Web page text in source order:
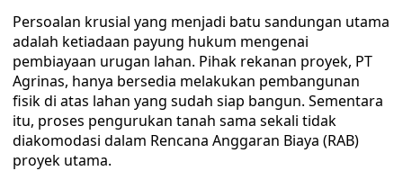
Persoalan krusial yang menjadi batu sandungan utama
adalah ketiadaan payung hukum mengenai
pembiayaan urugan lahan. Pihak rekanan proyek, PT
Agrinas, hanya bersedia melakukan pembangunan
fisik di atas lahan yang sudah siap bangun. Sementara
itu, proses pengurukan tanah sama sekali tidak
diakomodasi dalam Rencana Anggaran Biaya (RAB)
proyek utama.